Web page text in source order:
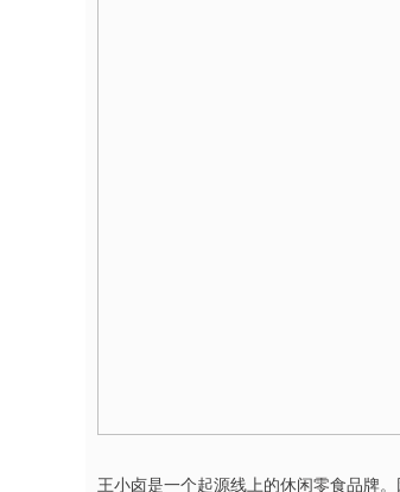
王小卤是一个起源线上的休闲零食品牌